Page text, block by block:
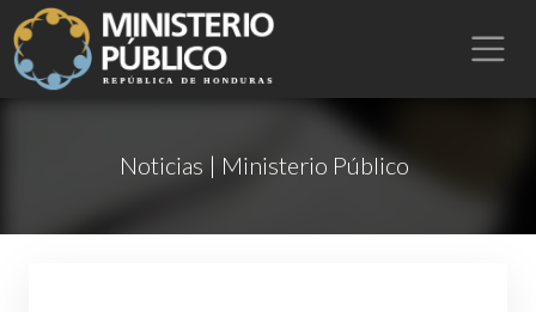
Noticias | Ministerio Público